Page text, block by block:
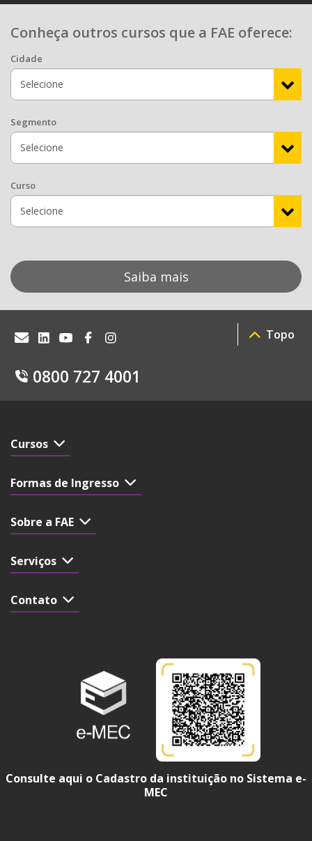
Conheça outros cursos que a FAE oferece:
Cidade
Segmento
Curso
Saiba mais
0800 727 4001
Topo
Cursos
Formas de Ingresso
Sobre a FAE
Serviços
Contato
Consulte aqui o Cadastro da instituição no Sistema e-
MEC